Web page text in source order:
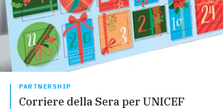
PARTNERSHIP
Corriere della Sera per UNICEF